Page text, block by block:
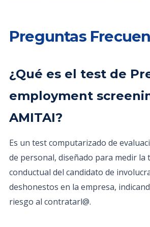
Preguntas
¿Qué es el test de
employment
AMITAI?
Es un test computarizado de
de personal, diseñado para medir la
conductual del candidato de
deshonestos en la empresa,
riesgo al contratarl@.